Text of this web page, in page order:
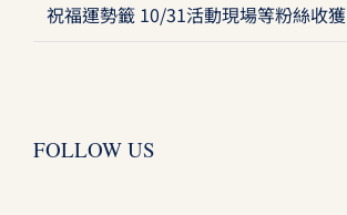
祝福運勢籤 10/31活動現場等粉絲收獲
FOLLOW US